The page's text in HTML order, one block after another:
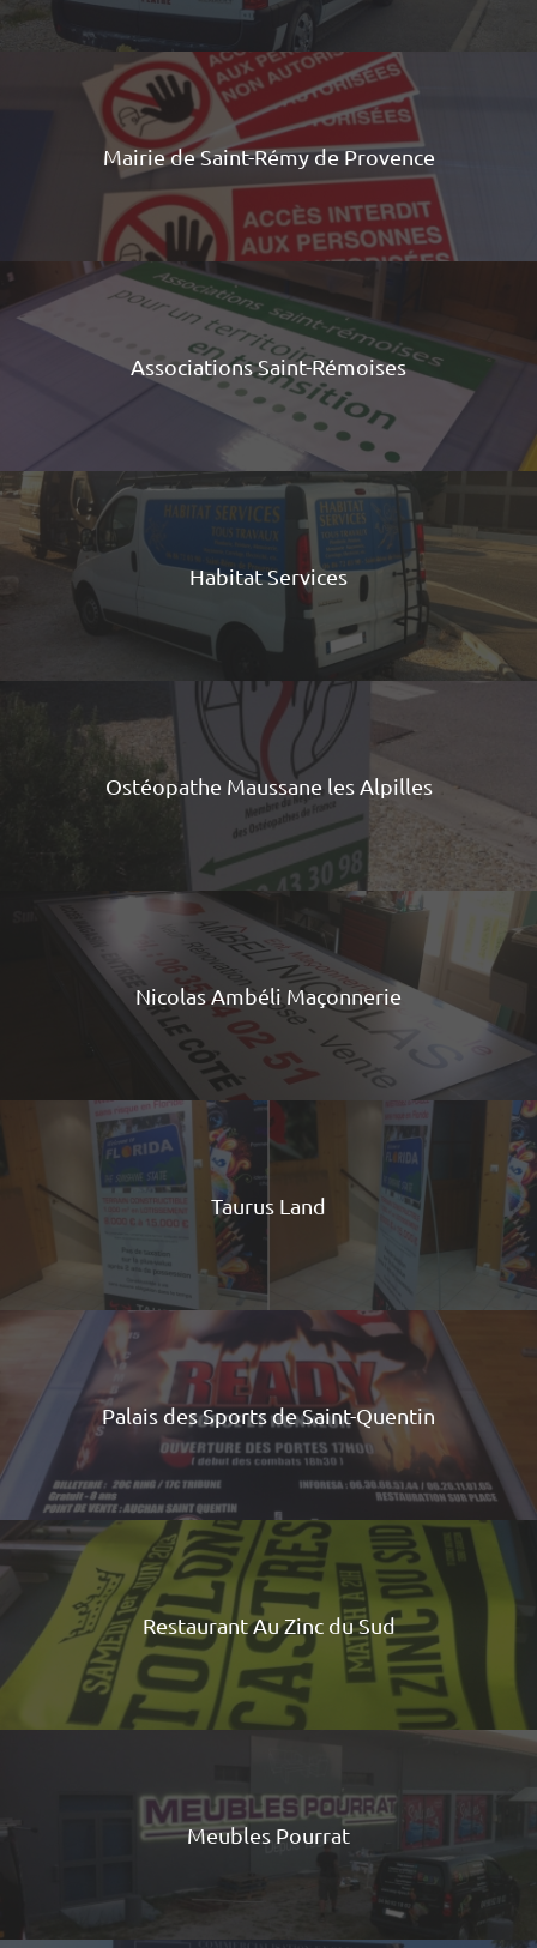
Mairie de Saint-Rémy de Provence
Associations Saint-Rémoises
Habitat Services
Ostéopathe Maussane les Alpilles
Nicolas Ambéli Maçonnerie
Taurus Land
Palais des Sports de Saint-Quentin
Restaurant Au Zinc du Sud
Meubles Pourrat